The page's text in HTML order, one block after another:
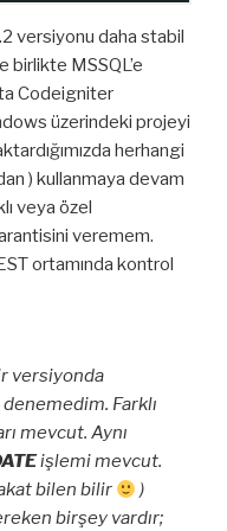
versiyonu daha stabil
birlikte MSSQL’e
Codeigniter
üzerindeki projeyi
herhangi
) kullanmaya devam
veya özel
veremem.
ortamında kontrol
versiyonda
Farklı
mevcut. Aynı
işlemi mevcut.
bilen bilir
)
birşey vardır;